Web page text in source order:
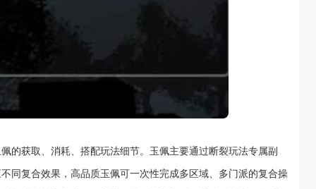
的获取、消耗、搭配玩法细节。玉佩主要通过断裂玩法专属副
同复合效果，高品质玉佩可一次性完成多区域、多门派的复合操